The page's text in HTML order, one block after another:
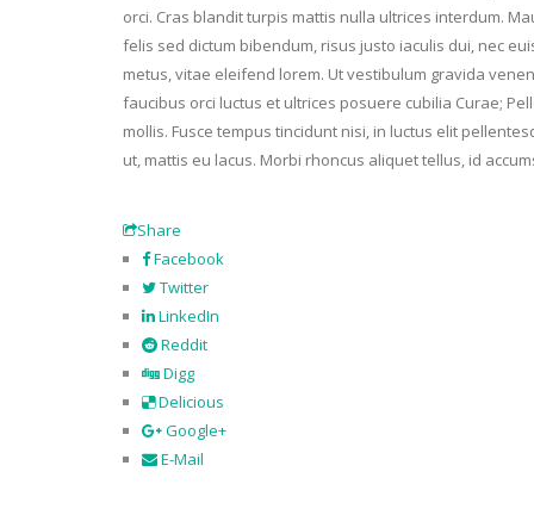
orci. Cras blandit turpis mattis nulla ultrices interdum.
felis sed dictum bibendum, risus justo iaculis dui, nec
metus, vitae eleifend lorem. Ut vestibulum gravida
faucibus orci luctus et ultrices posuere cubilia Curae;
mollis. Fusce tempus tincidunt nisi, in luctus elit
ut, mattis eu lacus. Morbi rhoncus aliquet tellus, id
Share
Facebook
Twitter
LinkedIn
Reddit
Digg
Delicious
Google+
E-Mail